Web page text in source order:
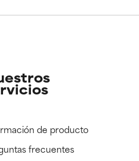
de revisar.
de revisar.
de producto
frecuentes